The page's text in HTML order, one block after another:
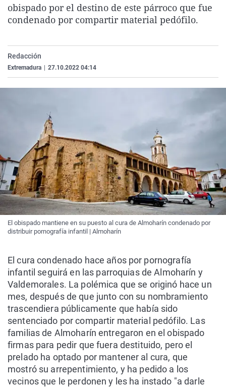
La rosa de los vientos
Gente viajera
Como el perro y el
Caso
Retornados
Equipo de
Extremadura
Galicia
La Rioja
País Vasco
Virales
Televisión
Elecciones
obispado por el destino de este párroco que fue
condenado por compartir material pedófilo.
Redacción
Extremadura 27.10.2022 04:14
El obispado mantiene en su puesto al cura de Almoharín condenado por
distribuir pornografía infantil | Almoharín
El cura condenado hace años por pornografía
infantil seguirá en las parroquias de Almoharín y
Valdemorales. La polémica que se originó hace un
mes, después de que junto con su nombramiento
trascendiera públicamente que había sido
sentenciado por compartir material pedófilo. Las
familias de Almoharín entregaron en el obispado
firmas para pedir que fuera destituido, pero el
prelado ha optado por mantener al cura, que
mostró su arrepentimiento, y ha pedido a los
vecinos que le perdonen y les ha instado "a darle